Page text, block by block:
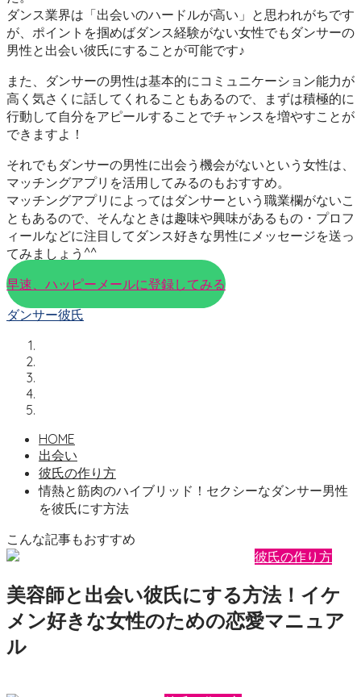
ダンス業界は「出会いのハードルが高い」と思われがちです
が、ポイントを掴めばダンス経験がない女性でもダンサーの
男性と出会い彼氏にすることが可能です♪
また、ダンサーの男性は基本的にコミュニケーション能力が
高く気さくに話してくれることもあるので、まずは積極的に
行動して自分をアピールすることでチャンスを増やすことが
できますよ！
それでもダンサーの男性に出会う機会がないという女性は、
マッチングアプリを活用してみるのもおすすめ。
マッチングアプリによってはダンサーという職業欄がないこ
ともあるので、そんなときは趣味や興味があるもの・プロフ
ィールなどに注目してダンス好きな男性にメッセージを送っ
てみましょう^^
早速、ハッピーメールに登録してみる
ダンサー彼氏
HOME
出会い
彼氏の作り方
情熱と筋肉のハイブリッド！セクシーなダンサー男性
を彼氏にす方法
こんな記事もおすすめ
彼氏の作り方
美容師と出会い彼氏にする方法！イケ
メン好きな女性のための恋愛マニュア
ル